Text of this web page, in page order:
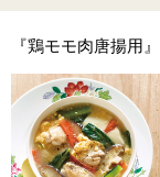
『鶏モモ肉唐揚用